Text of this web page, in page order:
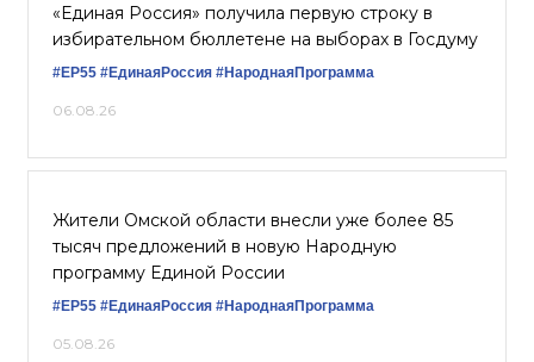
«Единая Россия» получила первую строку в
избирательном бюллетене на выборах в Госдуму
#ЕР55 #ЕдинаяРоссия #НароднаяПрограмма
06.08.26
Жители Омской области внесли уже более 85
тысяч предложений в новую Народную
программу Единой России
#ЕР55 #ЕдинаяРоссия #НароднаяПрограмма
05.08.26